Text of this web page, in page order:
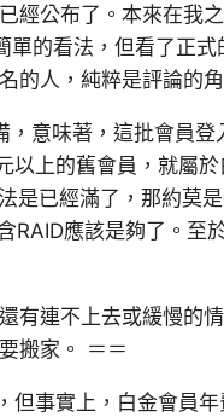
經公布了。本來在我
單的看法，但看了正
的人，純粹是評論的角
意味著，這批會員登
以上的舊會員，就屬
是已經滿了，那約莫
RAID應該是夠了。至
有連不上去或緩慢的
搬家。 ＝＝
但事實上，白金會員